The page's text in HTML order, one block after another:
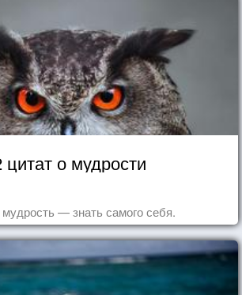
цитат о мудрости
— знать самого себя.